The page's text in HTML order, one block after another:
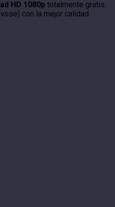
HD 1080p totalmente gratis.
con la mejor calidad